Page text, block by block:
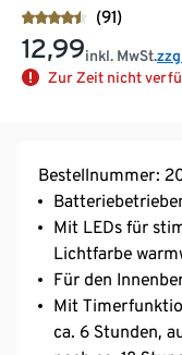
(91)
12,99inkl. MwSt.
Zur Zeit nicht
Bestellnummer:
Mit LEDs für
Lichtfarbe
Für den
Mit
ca. 6 Stunden,